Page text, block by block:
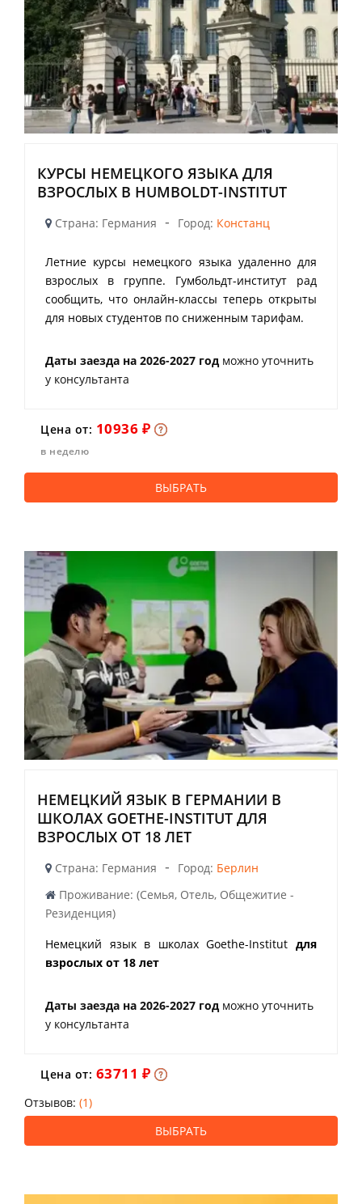
КУРСЫ НЕМЕЦКОГО ЯЗЫКА ДЛЯ
ВЗРОСЛЫХ В HUMBOLDT-INSTITUT
Страна: Германия - Город: Констанц
Летние курсы немецкого языка удаленно для
взрослых в группе. Гумбольдт-институт рад
сообщить, что онлайн-классы теперь открыты
для новых студентов по сниженным тарифам.
Даты заезда на 2026-2027 год можно уточнить
у консультанта
Цена от: 10936 ₽
в неделю
ВЫБРАТЬ
НЕМЕЦКИЙ ЯЗЫК В ГЕРМАНИИ В
ШКОЛАХ GOETHE-INSTITUT ДЛЯ
ВЗРОСЛЫХ ОТ 18 ЛЕТ
Страна: Германия - Город: Берлин
Проживание: (Семья, Отель, Общежитие -
Резиденция)
Немецкий язык в школах Goethe-Institut для
взрослых от 18 лет
Даты заезда на 2026-2027 год можно уточнить
у консультанта
Цена от: 63711 ₽
Отзывов: (1)
ВЫБРАТЬ